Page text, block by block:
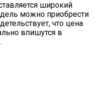
широкий
можно приобрести
что цена
впишутся в